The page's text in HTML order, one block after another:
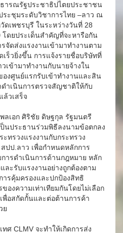
ารณรัฐประชาธิปไตยประชาชน
ระชุมระดับวิชาการไทย –ลาว ณ
เพชรบุรี ในระหว่างวันที่ 28
ดยประเด็นสำคัญที่จะหารือกัน
จัดส่งแรงงานเข้ามาทำงานตาม
เร็วยิ่งขึ้น การแจ้งรายชื่อบริษัทที่
เข้ามาทำงานกับนายจ้างใน
องศูนย์แรกรับเข้าทำงานและสิน
ำเนินการตรวจสัญชาติให้กับ
ล้วเสร็จ
ลเอก ศิริชัย ดิษฐกุล รัฐมนตรี
ป็นประธานร่วมพิธีลงนามข้อตกลง
ะทรวงแรงงานกับกระทรวง
ปป.ลาว เพื่อกำหนดหลักการ
ารดำเนินการด้านกฎหมาย หลัก
ะรับแรงงานอย่างถูกต้องตาม
รคุ้มครองและปกป้องสิทธิ
งความเท่าเทียมกันโดยไม่เลือก
พื่อสกัดกั้นและต่อต้านการค้า
ย
ศ CLMV จะทำให้เกิดการส่ง